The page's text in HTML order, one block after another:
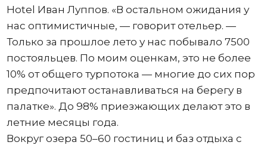
Hotel Иван Луппов. «В остальном ожидания у
нас оптимистичные, — говорит отельер. —
Только за прошлое лето у нас побывало 7500
постояльцев. По моим оценкам, это не более
10% от общего турпотока — многие до сих пор
предпочитают останавливаться на берегу в
палатке». До 98% приезжающих делают это в
летние месяцы года.
Вокруг озера 50–60 гостиниц и баз отдыха с